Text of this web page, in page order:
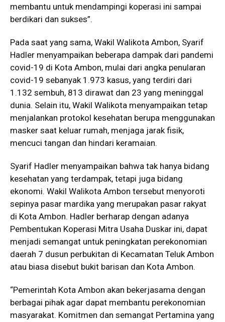
membantu untuk mendampingi koperasi ini sampai
berdikari dan sukses”.
Pada saat yang sama, Wakil Walikota Ambon, Syarif
Hadler menyampaikan beberapa dampak dari pandemi
covid-19 di Kota Ambon, mulai dari angka penularan
covid-19 sebanyak 1.973 kasus, yang terdiri dari
1.132 sembuh, 813 dirawat dan 23 yang meninggal
dunia. Selain itu, Wakil Walikota menyampaikan tetap
menjalankan protokol kesehatan berupa menggunakan
masker saat keluar rumah, menjaga jarak fisik,
mencuci tangan dan hindari keramaian.
Syarif Hadler menyampaikan bahwa tak hanya bidang
kesehatan yang terdampak, tetapi juga bidang
ekonomi. Wakil Walikota Ambon tersebut menyoroti
sepinya pasar mardika yang merupakan pasar rakyat
di Kota Ambon. Hadler berharap dengan adanya
Pembentukan Koperasi Mitra Usaha Duskar ini, dapat
menjadi semangat untuk peningkatan perekonomian
daerah 7 dusun perbukitan di Kecamatan Teluk Ambon
atau biasa disebut bukit barisan dan Kota Ambon.
“Pemerintah Kota Ambon akan bekerjasama dengan
berbagai pihak agar dapat membantu perekonomian
masyarakat. Komitmen dan semangat Pertamina yang